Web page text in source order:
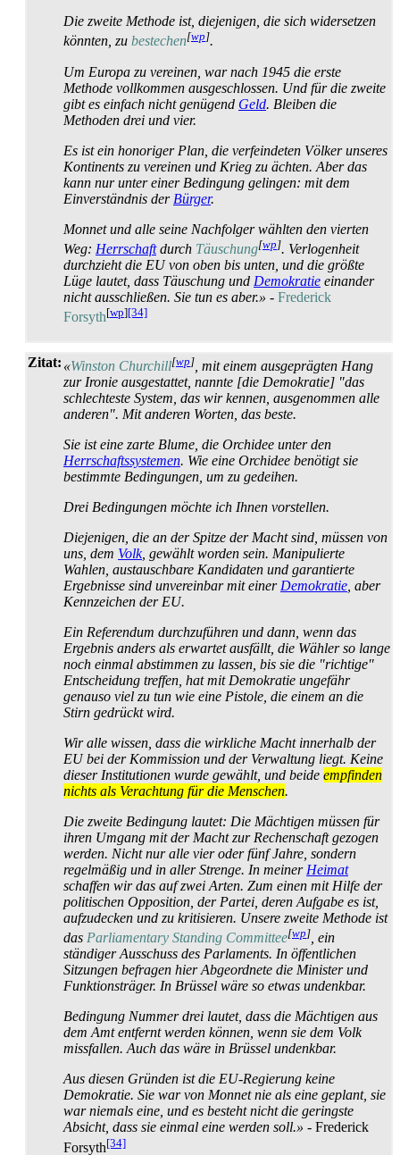
Die zweite Methode ist, diejenigen, die sich widersetzen
könnten, zu bestechen[wp].
Um Europa zu vereinen, war nach 1945 die erste
Methode vollkommen ausgeschlossen. Und für die zweite
gibt es einfach nicht genügend Geld. Bleiben die
Methoden drei und vier.
Es ist ein honoriger Plan, die verfeindeten Völker unseres
Kontinents zu vereinen und Krieg zu ächten. Aber das
kann nur unter einer Bedingung gelingen: mit dem
Einverständnis der Bürger.
Monnet und alle seine Nachfolger wählten den vierten
Weg: Herrschaftdurch Täuschung[wp]. Verlogenheit
durchzieht die EU von oben bis unten, und die größte
Lüge lautet, dass Täuschung und Demokratie einander
nicht ausschließen. Sie tun es aber.» - Frederick
Forsyth[wp][34]
Zitat: «Winston Churchill[wp] , mit einem ausgeprägten Hang
zur Ironie ausgestattet, nannte [die Demokratie] "das
schlechteste System, das wir kennen, ausgenommen alle
anderen". Mit anderen Worten, das beste.
Sie ist eine zarte Blume, die Orchidee unter den
Herrschafts­systemen. Wie eine Orchidee benötigt sie
bestimmte Bedingungen, um zu gedeihen.
Drei Bedingungen möchte ich Ihnen vorstellen.
Diejenigen, die an der Spitze der Macht sind, müssen von
uns, dem Volk, gewählt worden sein. Manipulierte
Wahlen, austauschbare Kandidaten und garantierte
Ergebnisse sind unvereinbar mit einer Demokratie , aber
Kennzeichen der EU.
Ein Referendum durchzuführen und dann, wenn das
Ergebnis anders als erwartet ausfällt, die Wähler so lange
noch einmal abstimmen zu lassen, bis sie die "richtige"
Entscheidung treffen, hat mit Demokratie ungefähr
genauso viel zu tun wie eine Pistole, die einem an die
Stirn gedrückt wird.
Wir alle wissen, dass die wirkliche Macht innerhalb der
EU bei der Kommission und der Verwaltung liegt. Keine
dieser Institutionen wurde gewählt, und beide empfinden
nichts als Verachtung für die Menschen.
Die zweite Bedingung lautet: Die Mächtigen müssen für
ihren Umgang mit der Macht zur Rechenschaft gezogen
werden. Nicht nur alle vier oder fünf Jahre, sondern
regelmäßig und in aller Strenge. In meiner Heimat
schaffen wir das auf zwei Arten. Zum einen mit Hilfe der
politischen Opposition, der Partei, deren Aufgabe es ist,
aufzudecken und zu kritisieren. Unsere zweite Methode ist
das Parliamentary Standing Committee[wp] , ein
ständiger Ausschuss des Parlaments. In öffentlichen
Sitzungen befragen hier Abgeordnete die Minister und
Funktions­träger. In Brüssel wäre so etwas undenkbar.
Bedingung Nummer drei lautet, dass die Mächtigen aus
dem Amt entfernt werden können, wenn sie dem Volk
missfallen. Auch das wäre in Brüssel undenkbar.
Aus diesen Gründen ist die EU-Regierung keine
Demokratie. Sie war von Monnet nie als eine geplant, sie
war niemals eine, und es besteht nicht die geringste
Absicht, dass sie einmal eine werden soll.» - Frederick
Forsyth[34]